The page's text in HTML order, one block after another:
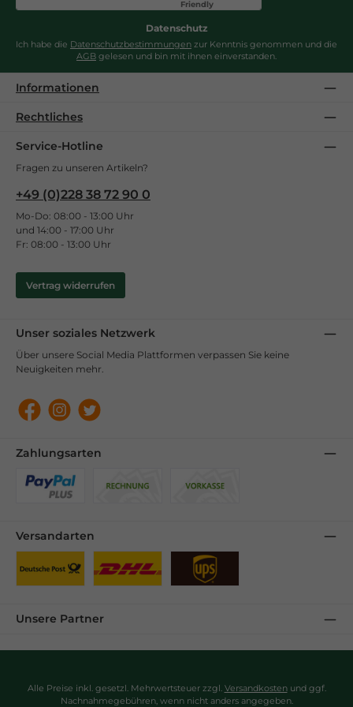
Friendly
Datenschutz
Ich habe die Datenschutzbestimmungen zur Kenntnis genommen und die
AGB gelesen und bin mit ihnen einverstanden.
Informationen
Rechtliches
Service-Hotline
Fragen zu unseren Artikeln?
+49 (0)228 38 72 90 0
Mo-Do: 08:00 - 13:00 Uhr
und 14:00 - 17:00 Uhr
Fr: 08:00 - 13:00 Uhr
Vertrag widerrufen
Unser soziales Netzwerk
Über unsere Social Media Plattformen verpassen Sie keine
Neuigkeiten mehr.
FacebookInstagram
Twitter
Zahlungsarten
Versandarten
Unsere Partner
Alle Preise inkl. gesetzl. Mehrwertsteuer zzgl. Versandkostenund ggf.
Nachnahmegebühren, wenn nicht anders angegeben.